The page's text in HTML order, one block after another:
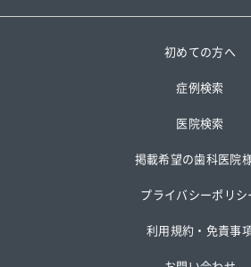
初めての方へ
症例検索
医院検索
掲載希望の歯科医院
プライバシーポリシ
利用規約・免責事